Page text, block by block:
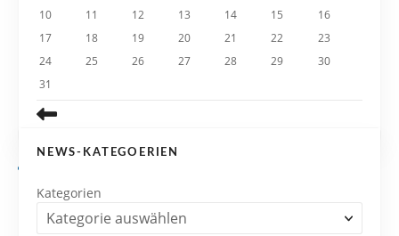
10
11 12 13 14 15
16
17
18 19 20 21 22
23
24
25 26 27 28 29
30
31
NEWS-KATEGOERIEN
Kategorien